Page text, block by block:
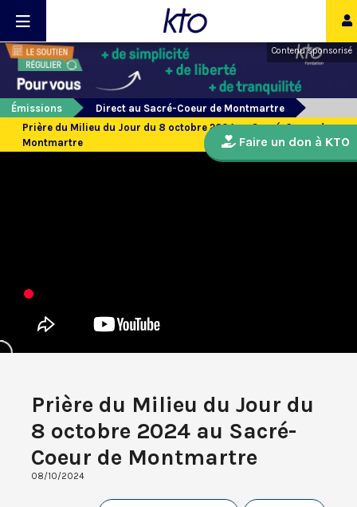
Contenu sponsorisé
Émissions
Direct au Sacré-Coeur de Montmartre
Prière du Milieu du Jour du 8 octobre 2024 au Sacré-Coeur de
Montmartre
Prière du Milieu du Jour du
8 octobre 2024 au Sacré-
Coeur de Montmartre
08/10/2024
Faire un don à KTO